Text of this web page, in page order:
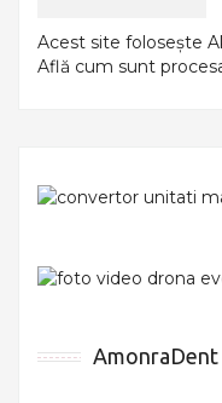
Acest site folosește
Află cum sunt